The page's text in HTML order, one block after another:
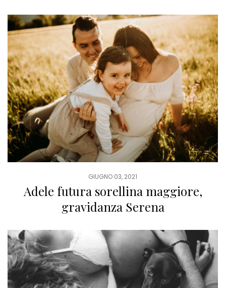
GIUGNO 03, 2021
Adele futura sorellina maggiore,
gravidanza Serena